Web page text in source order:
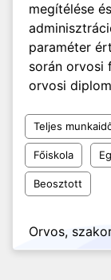
megítélése
paraméter
során orvosi
orvosi
Teljes
Főiskola
Beosztott
Orvos,